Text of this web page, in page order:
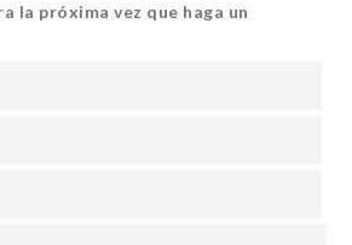
la próxima vez que haga un